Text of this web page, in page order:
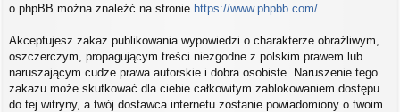
o phpBB można znaleźć na stronie https://www.phpbb.com/
Akceptujesz zakaz publikowania wypowiedzi o charakterze obraźliwym,
oszczerczym, propagującym treści niezgodne z polskim prawem lub
naruszającym cudze prawa autorskie i dobra osobiste. Naruszenie tego
zakazu może skutkować dla ciebie całkowitym zablokowaniem dostępu
do tej witryny, a twój dostawca internetu zostanie powiadomiony o twoim